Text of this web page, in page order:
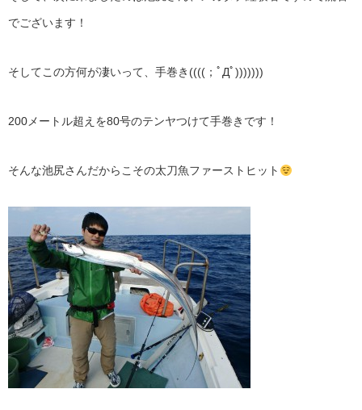
でございます！
そしてこの方何が凄いって、手巻き((((；ﾟДﾟ)))))))
200メートル超えを80号のテンヤつけて手巻きです！
そんな池尻さんだからこその太刀魚ファーストヒット